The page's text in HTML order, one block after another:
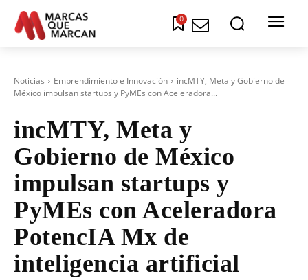
0
Noticias Emprendimiento e Innovación
incMTY, Meta y Gobierno de
México impulsan startups y PyMEs con Aceleradora...
incMTY, Meta y
Gobierno de México
impulsan startups y
PyMEs con Aceleradora
PotencIA Mx de
inteligencia artificial